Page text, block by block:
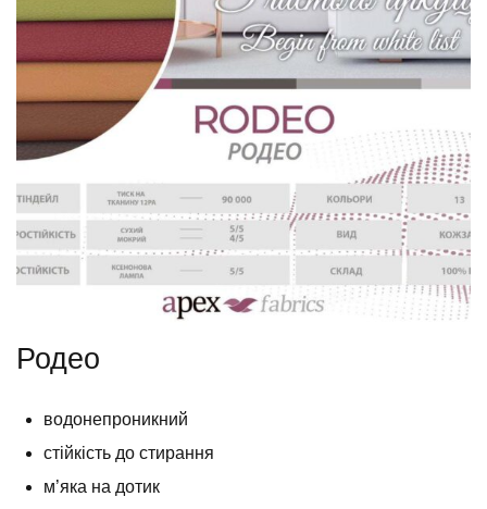
Родео
водонепроникний
стійкість до стирання
м’яка на дотик